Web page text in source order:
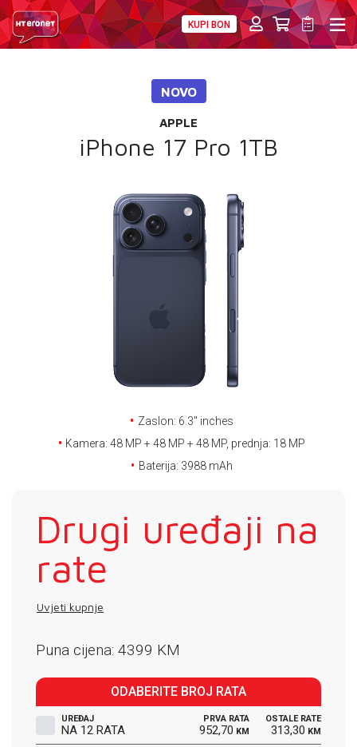
KUPI BON
TELEFONSKI IMENIK
NOVO
APPLE
iPhone 17 Pro 1TB
Zaslon: 6.3'' inches
Kamera: 48 MP + 48 MP + 48 MP, prednja: 18 MP
Baterija: 3988 mAh
Drugi uređaji na
rate
Uvjeti kupnje
Puna cijena: 4399 KM
ODABERITE BROJ RATA
UREĐAJ
NA 12 RATA
PRVA RATA
952,70 KM
OSTALE RATE
313,30 KM